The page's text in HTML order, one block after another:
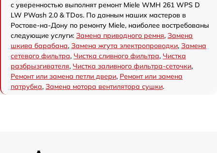
с уверенностью выполнят ремонт Miele WMH 261 WPS D
LW PWash 2.0 & TDos. По данным наших мастеров в
Ростове-на-Дону по ремонту Miele, наиболее востребованы
следующие услуги: Замена приводного ремня, Замена
шкива барабана, Замена жгута электропроводки, Замена
сетевого фильтра, Чистка сливного фильтра, Чистка
разбрызгивателя, Чистка заливного фильтра-сеточки,
Ремонт или замена петли двери, Ремонт или замена
патрубка, Замена мотора вентилятора сушки.